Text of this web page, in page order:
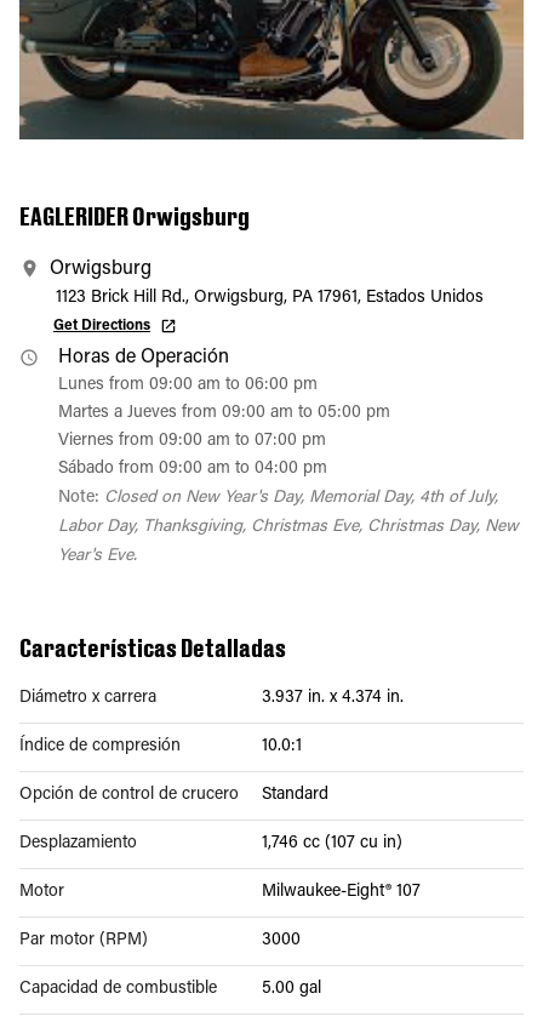
EAGLERIDER Orwigsburg
Orwigsburg
1123 Brick Hill Rd., Orwigsburg, PA 17961, Estados Unidos
Get Directions
Horas de Operación
Lunes from 09:00 am to 06:00 pm
Martes a Jueves from 09:00 am to 05:00 pm
Viernes from 09:00 am to 07:00 pm
Sábado from 09:00 am to 04:00 pm
Note: Closed on New Year's Day, Memorial Day, 4th of July,
Labor Day, Thanksgiving, Christmas Eve, Christmas Day, New
Year's Eve.
Características Detalladas
Diámetro x carrera 3.937 in. x 4.374 in.
Índice de compresión 10.0:1
Opción de control de crucero Standard
Desplazamiento 1,746 cc (107 cu in)
Motor Milwaukee-Eight® 107
Par motor (RPM) 3000
Capacidad de combustible 5.00 gal